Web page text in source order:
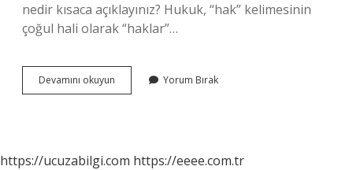
nedir kısaca açıklayınız? Hukuk, “hak” kelimesinin
çoğul hali olarak “haklar”…
Devamını okuyun
Temeli
Yorum Bırak
https://ucuzabilgi.com https://eeee.com.tr